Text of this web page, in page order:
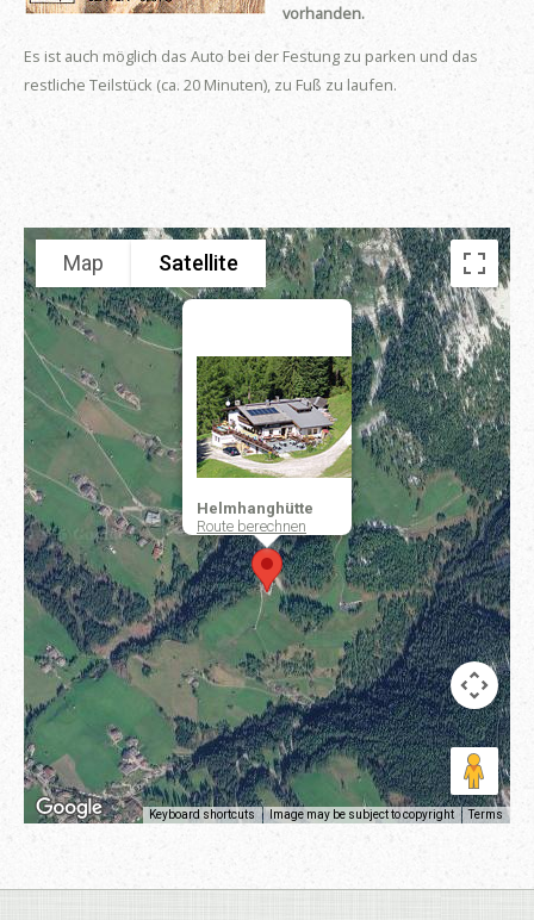
vorhanden.
Es ist auch möglich das Auto bei der Festung zu parken und das
restliche Teilstück (ca. 20 Minuten), zu Fuß zu laufen.
Helmhanghütte
Route berechnen
Map Satellite
Keyboard shortcuts Image may be subject to copyright Terms